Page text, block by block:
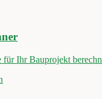
für Ihr Bauprojekt